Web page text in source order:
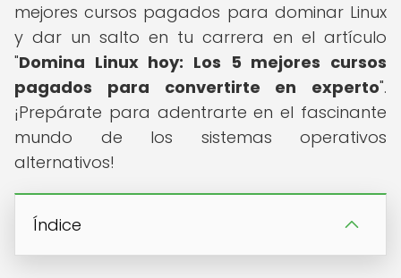
mejores cursos pagados para dominar Linux
y dar un salto en tu carrera en el artículo
"Domina Linux hoy: Los 5 mejores cursos
pagados para convertirte en experto".
¡Prepárate para adentrarte en el fascinante
mundo de los sistemas operativos
alternativos!
Índice